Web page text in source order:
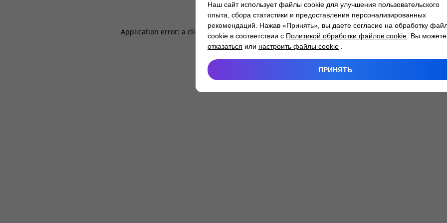
Application error: a client -side exception has occurred while loading atlantm.by (see the
Наш сайт использует файлы cookie для улучшения пользовательского
опыта, сбора статистики и предоставления персонализированных
рекомендаций. Нажав «Принять», вы даете согласие на обработку
cookie в соответствии с Политикой обработки файлов cookie . Вы можете
отказаться или настроить файлы cookie
ПРИНЯТЬ